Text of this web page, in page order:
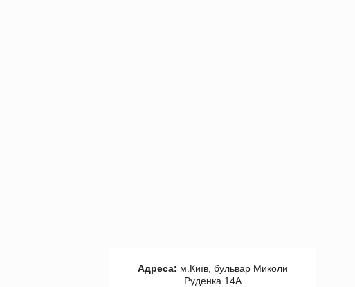
Адреса: м.Київ, бульвар Миколи
Руденка 14А